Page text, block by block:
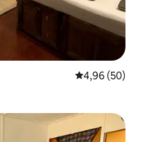
Gemiddelde
4,96 (50)